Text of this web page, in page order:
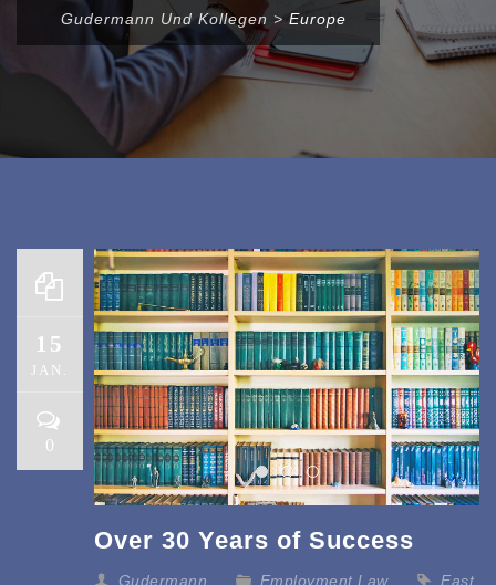
Gudermann Und Kollegen >Europe
15
JAN.
0
Over 30 Years of Success
Gudermann Employment Law East